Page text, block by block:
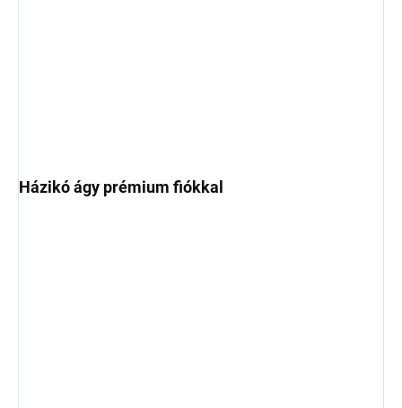
Házikó ágy prémium fiókkal